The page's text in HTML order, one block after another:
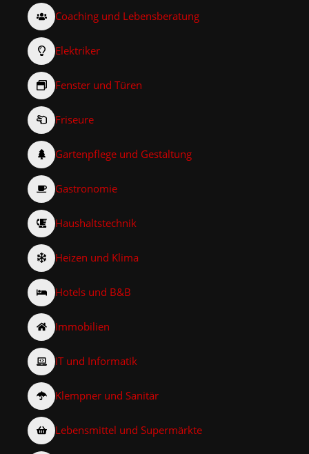
Coaching und Lebensberatung
Elektriker
Fenster und Türen
Friseure
Gartenpflege und Gestaltung
Gastronomie
Haushaltstechnik
Heizen und Klima
Hotels und B&B
Immobilien
IT und Informatik
Klempner und Sanitär
Lebensmittel und Supermärkte